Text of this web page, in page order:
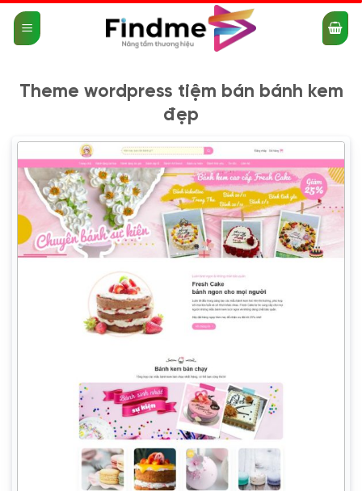
qua
nội
Theme wordpress tiệm bán bánh kem
đẹp